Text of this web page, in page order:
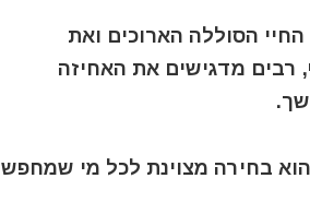
הסוללה הארוכים ואת
רבים מדגישים את האחיזה
בחירה מצוינת לכל מי שמחפש